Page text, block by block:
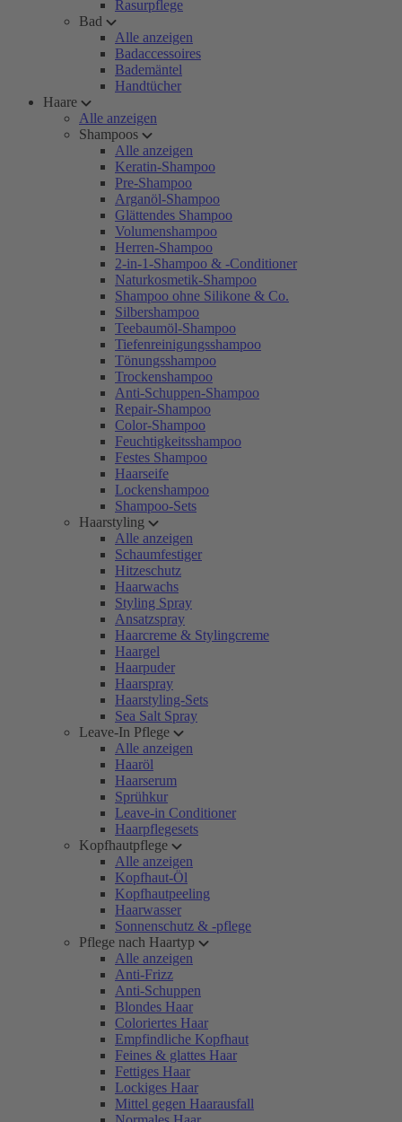
Rasurpflege
Bad
Alle anzeigen
Badaccessoires
Bademäntel
Handtücher
Haare
Alle anzeigen
Shampoos
Alle anzeigen
Keratin-Shampoo
Pre-Shampoo
Arganöl-Shampoo
Glättendes Shampoo
Volumenshampoo
Herren-Shampoo
2-in-1-Shampoo & -Conditioner
Naturkosmetik-Shampoo
Shampoo ohne Silikone & Co.
Silbershampoo
Teebaumöl-Shampoo
Tiefenreinigungsshampoo
Tönungsshampoo
Trockenshampoo
Anti-Schuppen-Shampoo
Repair-Shampoo
Color-Shampoo
Feuchtigkeitsshampoo
Festes Shampoo
Haarseife
Lockenshampoo
Shampoo-Sets
Haarstyling
Alle anzeigen
Schaumfestiger
Hitzeschutz
Haarwachs
Styling Spray
Ansatzspray
Haarcreme & Stylingcreme
Haargel
Haarpuder
Haarspray
Haarstyling-Sets
Sea Salt Spray
Leave-In Pflege
Alle anzeigen
Haaröl
Haarserum
Sprühkur
Leave-in Conditioner
Haarpflegesets
Kopfhautpflege
Alle anzeigen
Kopfhaut-Öl
Kopfhautpeeling
Haarwasser
Sonnenschutz & -pflege
Pflege nach Haartyp
Alle anzeigen
Anti-Frizz
Anti-Schuppen
Blondes Haar
Coloriertes Haar
Empfindliche Kopfhaut
Feines & glattes Haar
Fettiges Haar
Lockiges Haar
Mittel gegen Haarausfall